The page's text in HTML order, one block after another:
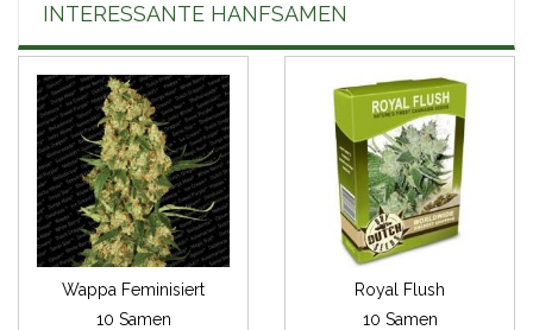
INTERESSANTE HANFSAMEN
Wappa Feminisiert
10 Samen
Royal Flush
10 Samen